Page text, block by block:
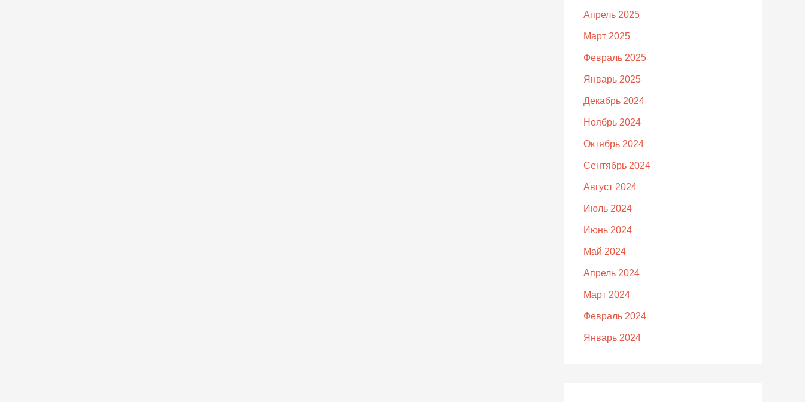
Апрель 2025
Март 2025
Февраль 2025
Январь 2025
Декабрь 2024
Ноябрь 2024
Октябрь 2024
Сентябрь 2024
Август 2024
Июль 2024
Июнь 2024
Май 2024
Апрель 2024
Март 2024
Февраль 2024
Январь 2024